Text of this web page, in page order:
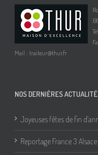
Mail : traiteur@thur.fr
NOS DERNIÈRES
Joyeuses fêtes de fin
Reportage France 3